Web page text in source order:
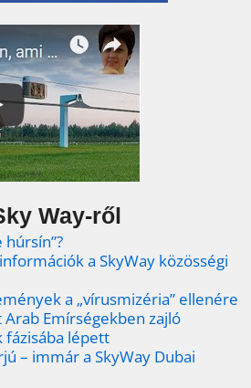
Way-ről
húrsín”?
a SkyWay közösségi
a „vírusmizéria” ellenére
Arab Emírségekben zajló
fázisába lépett
– immár a SkyWay Dubai